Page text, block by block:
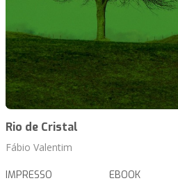
Rio de Cristal
Fábio Valentim
IMPRESSO EBOOK